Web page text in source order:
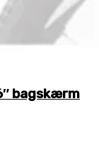
bagskærm